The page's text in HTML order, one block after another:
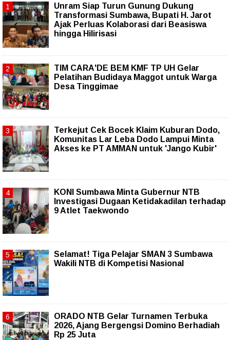
Unram Siap Turun Gunung Dukung
Transformasi Sumbawa, Bupati H. Jarot
Ajak Perluas Kolaborasi dari Beasiswa
hingga Hilirisasi
TIM CARA'DE BEM KMF TP UH Gelar
Pelatihan Budidaya Maggot untuk Warga
Desa Tinggimae
Terkejut Cek Bocek Klaim Kuburan Dodo,
Komunitas Lar Leba Dodo Lampui Minta
Akses ke PT AMMAN untuk 'Jango Kubir'
KONI Sumbawa Minta Gubernur NTB
Investigasi Dugaan Ketidakadilan terhadap
9 Atlet Taekwondo
Selamat! Tiga Pelajar SMAN 3 Sumbawa
Wakili NTB di Kompetisi Nasional
ORADO NTB Gelar Turnamen Terbuka
2026, Ajang Bergengsi Domino Berhadiah
Rp 25 Juta